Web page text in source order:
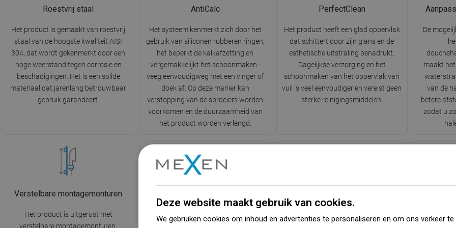
Roestvrij staal
Het product is gemaakt van roestvrij
staal van de hoogste kwaliteit AISI
304, dat wordt gekenmerkt door een
hoge weerstand tegen corrosie en
beschadigingen. Het is een solide
materiaal dat jarenlang betrouwbaar
gebruik garandeert.
AntiCalc
Het systeem kenmerkt zich door het
gebruik van siliconen rubberen ringen,
het beperkt de kalkafzetting en
vergemakkelijkt het schoonmaken -
veeg eenvoudigweg met een vinger of
doek af. Op deze manier kan
verstopping van de sproeiers worden
voorkomen en de duurzaamheid van
het product worden verlengd.
PerfectClean
Het product heeft een glad oppervlak
dat schittert door zijn glans en de
esthetische uitstraling benadrukt.
Dagelijkse verzorging en het
schoonmaken van het oppervlak van
vuil is veel eenvoudiger en vereist geen
sterke reinigingsmiddelen.
De
maakt
van de
betere
zodat u
Verstelbare montagemonturen
Het product is uitgerust met
verstelbare montagemonturen.
De douchekop heeft één type straal –
Standaard waterstraal die natuurlijke
Dankzij
Deze website maakt gebruik van cookies.
We gebruiken cookies om inhoud en advertenties te personaliseren en om ons verkeer te